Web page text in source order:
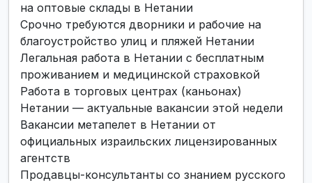
на оптовые склады в Нетании
Срочно требуются дворники и рабочие на
благоустройство улиц и пляжей Нетании
Легальная работа в Нетании с бесплатным
проживанием и медицинской страховкой
Работа в торговых центрах (каньонах)
Нетании — актуальные вакансии этой недели
Вакансии метапелет в Нетании от
официальных израильских лицензированных
агентств
Продавцы-консультанты со знанием русского